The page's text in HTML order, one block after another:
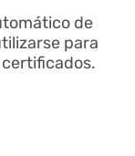
de
para